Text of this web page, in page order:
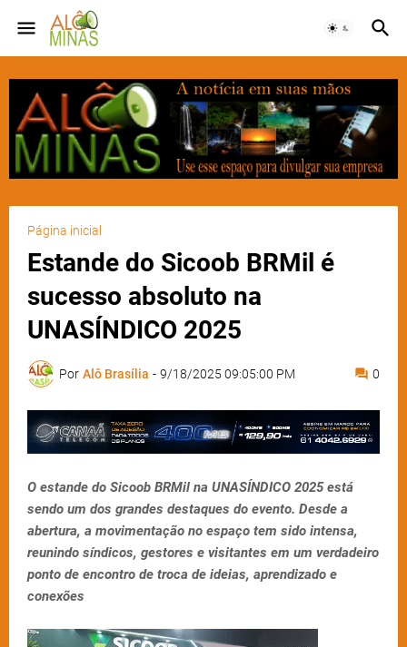
Página inicial
Estande do Sicoob BRMil é
sucesso absoluto na
UNASÍNDICO 2025
Por Alô Brasília - 9/18/2025 09:05:00 PM 0
O estande do Sicoob BRMil na UNASÍNDICO 2025 está
sendo um dos grandes destaques do evento. Desde a
abertura, a movimentação no espaço tem sido intensa,
reunindo síndicos, gestores e visitantes em um verdadeiro
ponto de encontro de troca de ideias, aprendizado e
conexões